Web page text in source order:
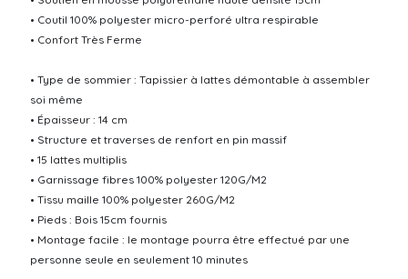
• Coutil 100% polyester micro-perforé ultra respirable
• Confort Très Ferme
• Type de sommier : Tapissier à lattes démontable à assembler
soi même
• Épaisseur : 14 cm
• Structure et traverses de renfort en pin massif
• 15 lattes multiplis
• Garnissage fibres 100% polyester 120G/M2
• Tissu maille 100% polyester 260G/M2
• Pieds : Bois 15cm fournis
• Montage facile : le montage pourra être effectué par une
personne seule en seulement 10 minutes